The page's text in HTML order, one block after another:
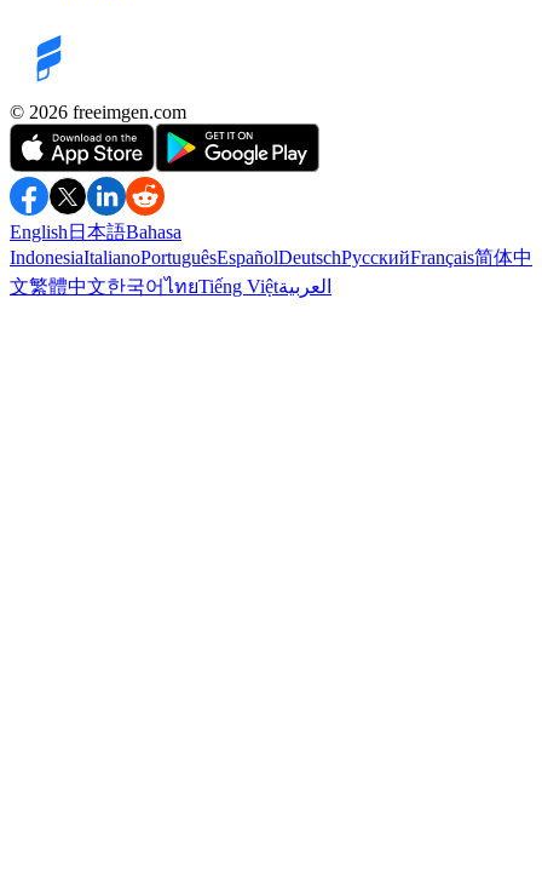
©️ 2026 freeimgen.com
English 日本語Bahasa
IndonesiaItalianoPortuguêsEspañolDeutschРусскийFrançais简体中
文繁體中文한국어ไทยTiếng Việtالعربية